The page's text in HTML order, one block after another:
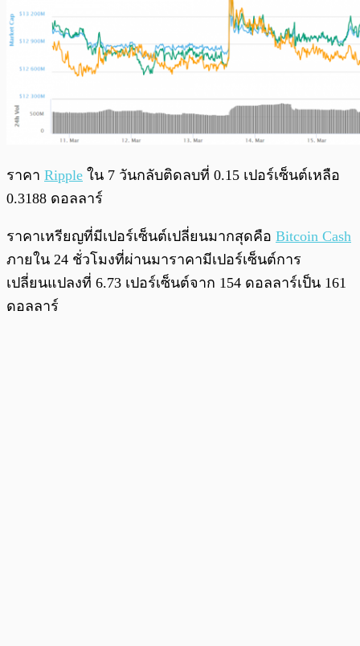
ราคา Ripple ใน 7 วันกลับติดลบที่ 0.15 เปอร์เซ็นต์เหลือ
0.3188 ดอลลาร์
ราคาเหรียญที่มีเปอร์เซ็นต์เปลี่ยนมากสุดคือ Bitcoin Cash
ภายใน 24 ชั่วโมงที่ผ่านมาราคามีเปอร์เซ็นต์การ
เปลี่ยนแปลงที่ 6.73 เปอร์เซ็นต์จาก 154 ดอลลาร์เป็น 161
ดอลลาร์